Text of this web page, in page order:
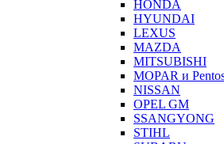
HONDA
HYUNDAI
LEXUS
MAZDA
MITSUBISHI
MOPAR и
NISSAN
OPEL GM
SSANGYONG
STIHL